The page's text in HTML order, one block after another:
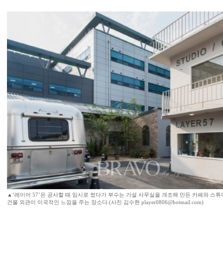
▲‘레이어 57’은 공사할 때 임시로 썼다가 부수는 가설 사무실을 개조해 만든 카페와 스
건물 외관이 이국적인 느낌을 주는 장소다.(사진 김수현 player0806@hotmail.com)